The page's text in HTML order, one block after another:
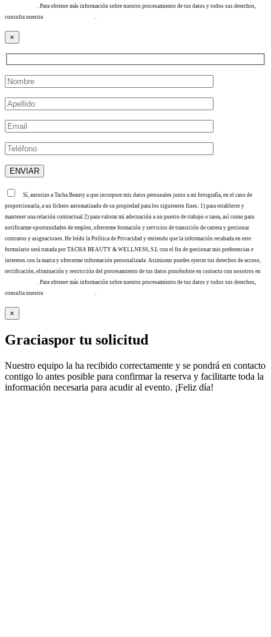
. Para obtener más información sobre nuestro procesamiento de tus datos y todos sus derechos,
consulta nuestra
.
×
Sí, autorizo a Tacha Beauty a que incorpore mis datos personales junto a mi fotografía, en el caso de
proporcionarla, a un fichero automatizado de su propiedad para los siguientes fines: 1) para establecer y
mantener una relación contractual 2) para valorar mi adecuación a un puesto de trabajo o tarea, así como para
notificarme oportunidades de empleo, ofrecerme formación y servicios de transición de carrera y gestionar
contratos y asignaciones. He leído la Política de Privacidad y entiendo que la información recabada en este
formulario será tratada por TACHA BEAUTY & WELLNESS, S.L con el fin de gestionar mis preferencias e
intereses con la marca y ofrecerme información personalizada. Asimismo puedes ejercer tus derechos de acceso,
rectificación, eliminación y restricción del procesamiento de tus datos poniéndote en contacto con nosotros en
. Para obtener más información sobre nuestro procesamiento de tus datos y todos sus derechos,
consulta nuestra
×
Graciaspor tu solicitud
Nuestro equipo la ha recibido correctamente y se pondrá en contacto
contigo lo antes posible para confirmar la reserva y facilitarte toda la
información necesaria para acudir al evento. ¡Feliz día!